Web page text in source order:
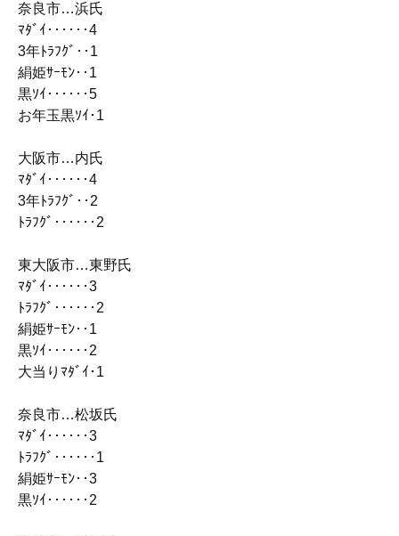
奈良市…浜氏
ﾏﾀﾞｲ‥‥‥4
3年ﾄﾗﾌｸﾞ‥1
絹姫ｻｰﾓﾝ‥1
黒ｿｲ‥‥‥5
お年玉黒ｿｲ･1
大阪市…内氏
ﾏﾀﾞｲ‥‥‥4
3年ﾄﾗﾌｸﾞ‥2
ﾄﾗﾌｸﾞ‥‥‥2
東大阪市…東野氏
ﾏﾀﾞｲ‥‥‥3
ﾄﾗﾌｸﾞ‥‥‥2
絹姫ｻｰﾓﾝ‥1
黒ｿｲ‥‥‥2
大当りﾏﾀﾞｲ･1
奈良市…松坂氏
ﾏﾀﾞｲ‥‥‥3
ﾄﾗﾌｸﾞ‥‥‥1
絹姫ｻｰﾓﾝ‥3
黒ｿｲ‥‥‥2